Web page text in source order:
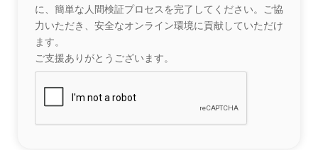
に、簡単な人間検証プロセスを完了してください。ご協
力いただき、安全なオンライン環境に貢献していただけ
ます。
ご支援ありがとうございます。